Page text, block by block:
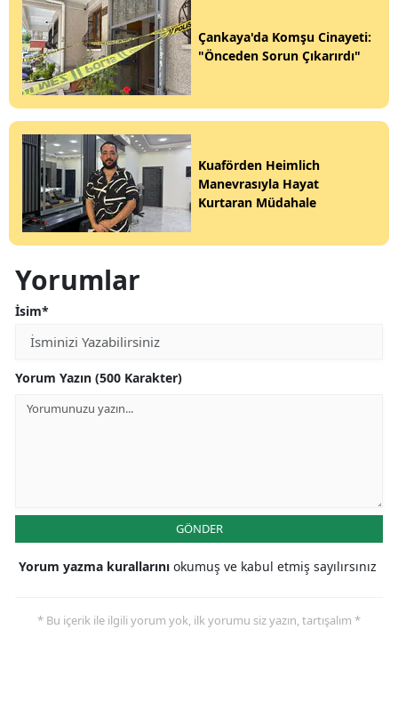
Çankaya'da Komşu Cinayeti:
"Önceden Sorun Çıkarırdı"
Kuaförden Heimlich
Manevrasıyla Hayat
Kurtaran Müdahale
Yorumlar
İsim*
Yorum Yazın (500 Karakter)
GÖNDER
Yorum yazma kurallarını okumuş ve kabul etmiş sayılırsınız
* Bu içerik ile ilgili yorum yok, ilk yorumu siz yazın, tartışalım *